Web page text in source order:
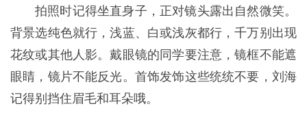
拍照时记得坐直身子，正对镜头露出自然微笑。
背景选纯色就行，浅蓝、白或浅灰都行，千万别出现
花纹或其他人影。戴眼镜的同学要注意，镜框不能遮
眼睛，镜片不能反光。首饰发饰这些统统不要，刘海
记得别挡住眉毛和耳朵哦。